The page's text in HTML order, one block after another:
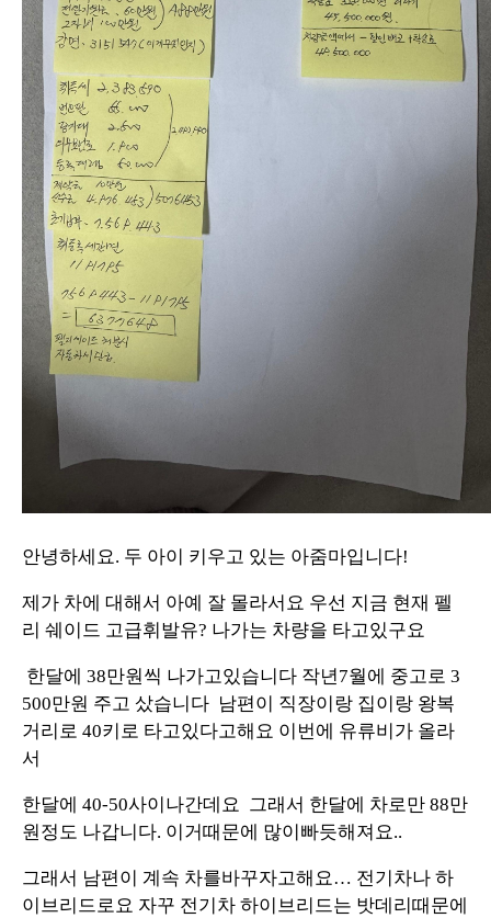
안녕하세요. 두 아이 키우고 있는 아줌마입니다!
제가 차에 대해서 아예 잘 몰라서요 우선 지금 현재 펠
리 쉐이드 고급휘발유? 나가는 차량을 타고있구요
한달에 38만원씩 나가고있습니다 작년7월에 중고로 3
500만원 주고 샀습니다 남편이 직장이랑 집이랑 왕복
거리로 40키로 타고있다고해요 이번에 유류비가 올라
서
한달에 40-50사이나간데요 그래서 한달에 차로만 88만
원정도 나갑니다. 이거때문에 많이빠듯해져요..
그래서 남편이 계속 차를바꾸자고해요… 전기차나 하
이브리드로요 자꾸 전기차 하이브리드는 밧데리때문에